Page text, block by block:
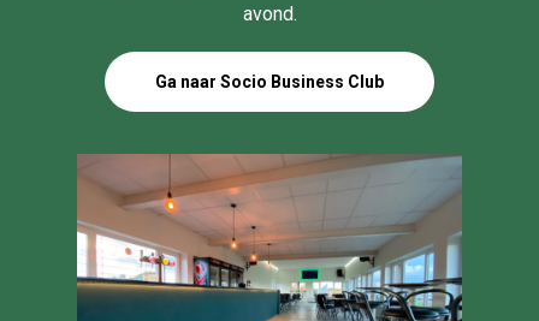
avond.
Ga naar Socio Business Club